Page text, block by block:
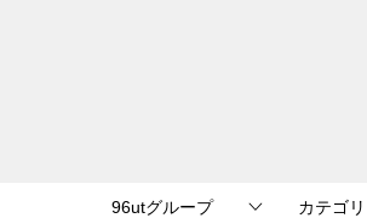
96utグループ カテゴリ